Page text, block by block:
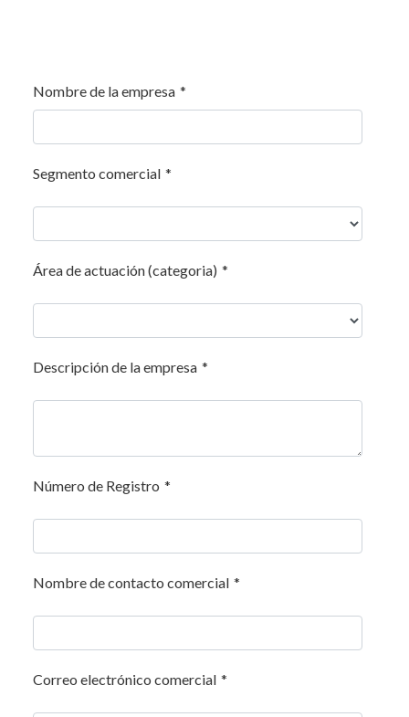
Nombre de la empresa *
Segmento comercial *
Área de actuación (categoria) *
Descripción de la empresa *
Número de Registro *
Nombre de contacto comercial *
Correo electrónico comercial *